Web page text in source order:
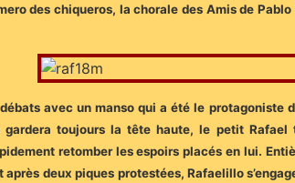
des chiqueros, la chorale des Amis de
avec un manso qui a été le protagoniste
toujours la tête haute, le petit Rafael
retomber les espoirs placés en lui.
deux piques protestées, Rafaelillo